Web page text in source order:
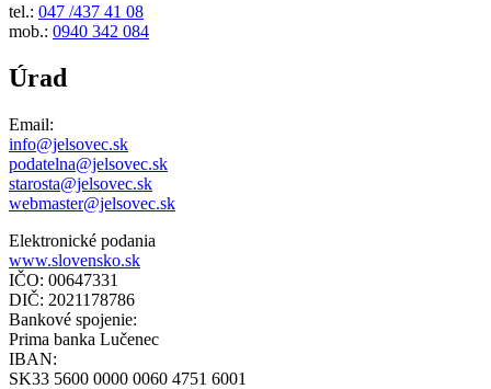
tel.: 047 /437 41 08
mob.: 0940 342 084
Úrad
Email:
info@jelsovec.sk
podatelna@jelsovec.sk
starosta@jelsovec.sk
webmaster@jelsovec.sk
Elektronické podania
www.slovensko.sk
IČO: 00647331
DIČ: 2021178786
Bankové spojenie:
Prima banka Lučenec
IBAN:
SK33 5600 0000 0060 4751 6001